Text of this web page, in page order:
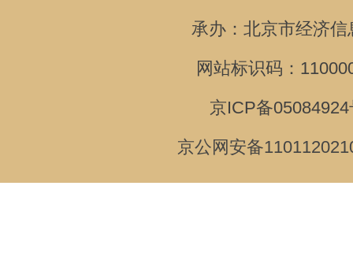
承办：北京市经济信
网站标识码：
京ICP备
京公网安备